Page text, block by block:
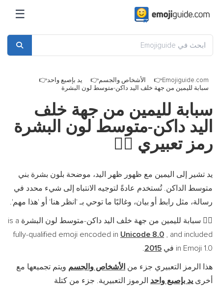
☰
Emojiguide.com الأشخاص والجسم
يد بإصبع واحد
سبابة لليمين من جهة خلف اليد داكن-متوسط لون البشرة
سبابة لليمين من جهة خلف
اليد داكن-متوسط لون البشرة
رمز تعبيري 👉🏾
يد تشير إلى اليمين مع ظهور ظهر اليد، موضحة بلون بشرة بني
متوسط الداكن. تُستخدم عادةً لتوجيه الانتباه إلى شيء محدد في
رسالة، مثل رابط أو بيان، وغالبًا ما توحي بـ 'انظر هنا' أو 'هذا مهم'.
👉🏾
سبابة لليمين من جهة خلف اليد داكن-متوسط لون البشرة is a
fully-qualified emoji encoded in Unicode 8.0 , and included
in Emoji 1.0 في
2015
.
هذا الرمز التعبيري جزء من الأشخاص والجسم ويتم تجميعها مع
أخرىيد بإصبع واحد الرموز التعبيرية. جزء من كتلة